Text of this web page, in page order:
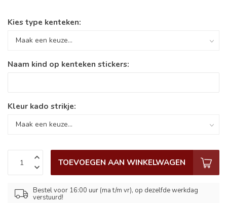
Kies type kenteken:
Naam kind op kenteken stickers:
Kleur kado strikje:
TOEVOEGEN AAN WINKELWAGEN
Bestel voor 16:00 uur (ma t/m vr), op dezelfde werkdag
verstuurd!